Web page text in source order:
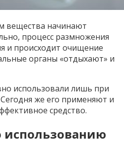
вещества начинают
процесс размножения
и происходит очищение
органы «отдыхают» и
использовали лишь при
же его применяют и
средство.
использованию